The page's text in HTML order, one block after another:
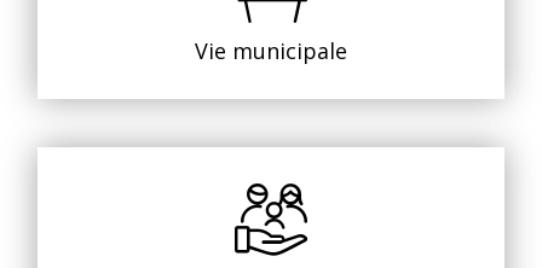
Vie municipale